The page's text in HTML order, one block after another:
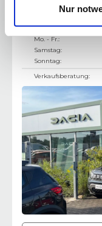
Nur
15537 Gosen
Mo. - Fr.:
Samstag:
Sonntag:
Verkaufsberatung: